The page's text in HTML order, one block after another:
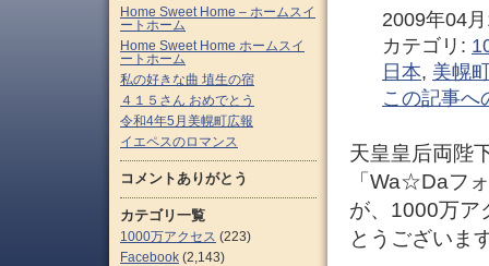
2009年04
カテゴリ:
日本, 美幌
この記事へ
天皇皇后両陛
「Wa☆Daフ
が、1000万ア
とうございま
Home Sweet Home – ホームスイ
ートホーム
Home Sweet Home ホームスイ
ートホーム
私の好きな曲 埴生の宿
４１５さん おめでとう
令和4年5月美幌町広報
イエペスのロマンス
コメントありがとう
カテゴリ一覧
1000万アクセス (223)
Facebook (2,143)